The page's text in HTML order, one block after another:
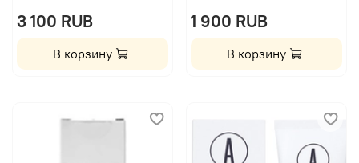
3 100 RUB
В корзину
1 900 RUB
В корзину